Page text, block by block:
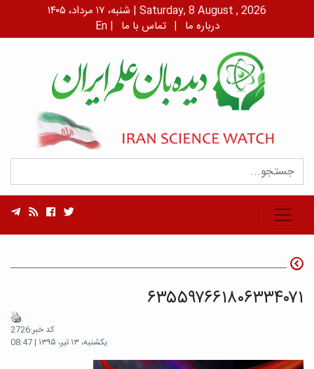
شنبه، ۱۷ مرداد، ۱۴۰۵ | Saturday, 8 August , 2026
En | درباره ما | تماس با ما
۶۳۵۵۹۷۶۶۱۸۰۶۳۳۴۰۷۱
کد خبر:2726
یکشنبه، ۱۳ تیر، ۱۳۹۵ | 08:47